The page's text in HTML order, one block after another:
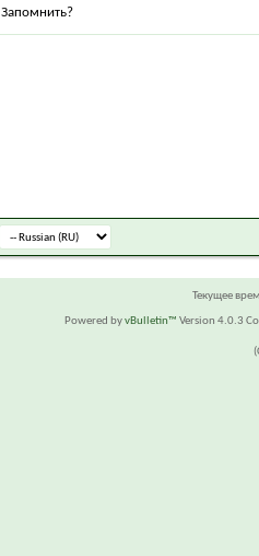
Запомнить?
Текущее
Powered byvBulletin™ Version 4.0.3